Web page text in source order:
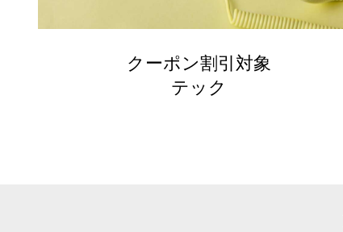
クーポン割引対象
テック